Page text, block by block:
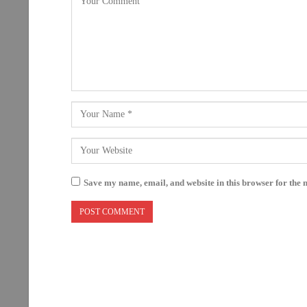
Save my name, email, and website in this browser for the